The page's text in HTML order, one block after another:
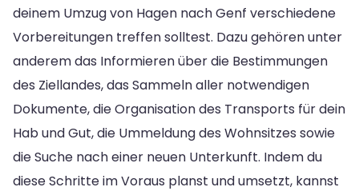
deinem Umzug von Hagen nach Genf verschiedene
Vorbereitungen treffen solltest. Dazu gehören unter
anderem das Informieren über die Bestimmungen
des Ziellandes, das Sammeln aller notwendigen
Dokumente, die Organisation des Transports für dein
Hab und Gut, die Ummeldung des Wohnsitzes sowie
die Suche nach einer neuen Unterkunft. Indem du
diese Schritte im Voraus planst und umsetzt, kannst